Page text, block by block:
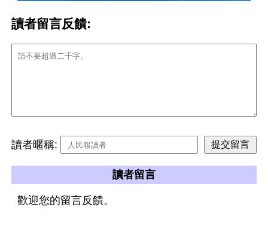
讀者留言反饋:
讀者暱稱:
讀者留言
歡迎您的留言反饋。